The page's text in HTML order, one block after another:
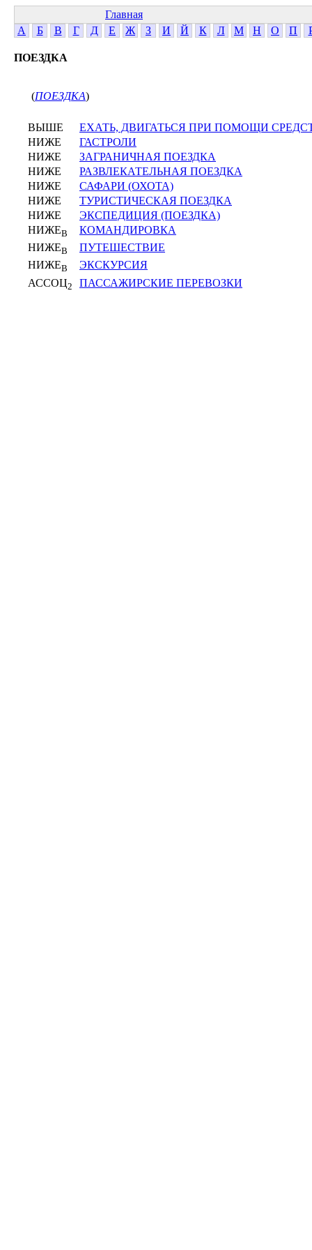
Главная
А
Б В Г Д Е Ж З И Й К Л М Н О П
ПОЕЗДКА
(ПОЕЗДКА)
ВЫШЕ
ЕХАТЬ, ДВИГАТЬСЯ ПРИ ПОМОЩИ
НИЖЕ
ГАСТРОЛИ
НИЖЕ
ЗАГРАНИЧНАЯ ПОЕЗДКА
НИЖЕ
РАЗВЛЕКАТЕЛЬНАЯ ПОЕЗДКА
НИЖЕ
САФАРИ (ОХОТА)
НИЖЕ
ТУРИСТИЧЕСКАЯ ПОЕЗДКА
НИЖЕ
ЭКСПЕДИЦИЯ (ПОЕЗДКА)
НИЖЕВ
КОМАНДИРОВКА
НИЖЕВ
ПУТЕШЕСТВИЕ
НИЖЕВ
ЭКСКУРСИЯ
АССОЦ2 ПАССАЖИРСКИЕ ПЕРЕВОЗКИ